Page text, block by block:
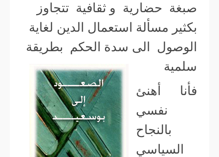
صبغة حضارية و ثقافية تتجاوز
بكثير مسألة استعمال الدين لغاية
الوصول الى سدة الحكم بطريقة
سلمية
فأنا أهنئ
نفسي
بالنجاح
السياسي